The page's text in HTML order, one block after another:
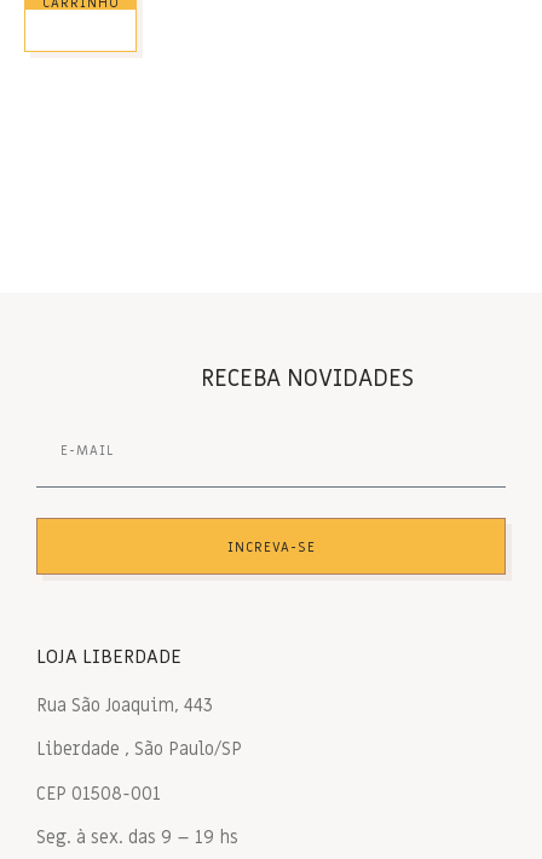
RECEBA NOVIDADES
INCREVA-SE
LOJA LIBERDADE
Rua São Joaquim, 443
Liberdade , São Paulo/SP
CEP 01508-001
Seg. à sex. das 9 – 19 hs